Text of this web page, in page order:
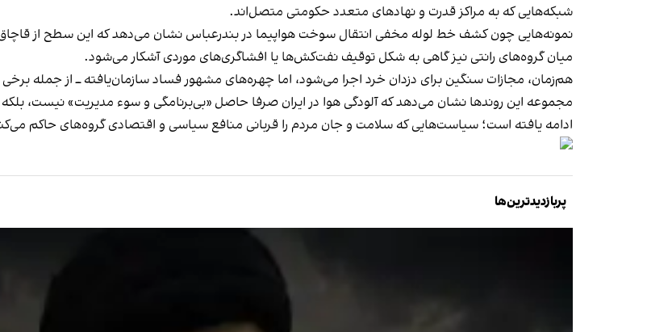
شبکه‌هایی که به مراکز قدرت و نهادهای متعدد حکومتی متصل‌اند.
نمونه‌هایی چون کشف خط لوله مخفی انتقال سوخت هواپیما در بندرعباس نشان می‌دهد که این سطح از
میان گروه‌های رانتی نیز گاهی به شکل توقیف نفت‌کش‌ها یا افشاگری‌های موردی آشکار می‌شود.
هم‌زمان، مجازات سنگین برای دزدان خرد اجرا می‌شود، اما چهره‌های مشهور فساد سازمان‌یافته ــ از جمله
مجموعه این روندها نشان می‌دهد که آلودگی هوا در ایران صرفا حاصل «بی‌برنامگی و سوء مدیریت» نیست،
ادامه یافته است؛ سیاست‌هایی که سلامت و جان مردم را قربانی منافع سیاسی و اقتصادی گروه‌های حاکم
پربازدیدترین‌ها